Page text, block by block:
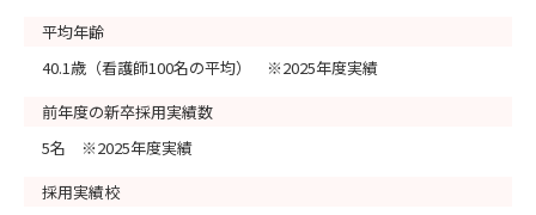
平均年齢
40.1歳（看護師100名の平均） ※2025年度実績
前年度の新卒採用実績数
5名 ※2025年度実績
採用実績校